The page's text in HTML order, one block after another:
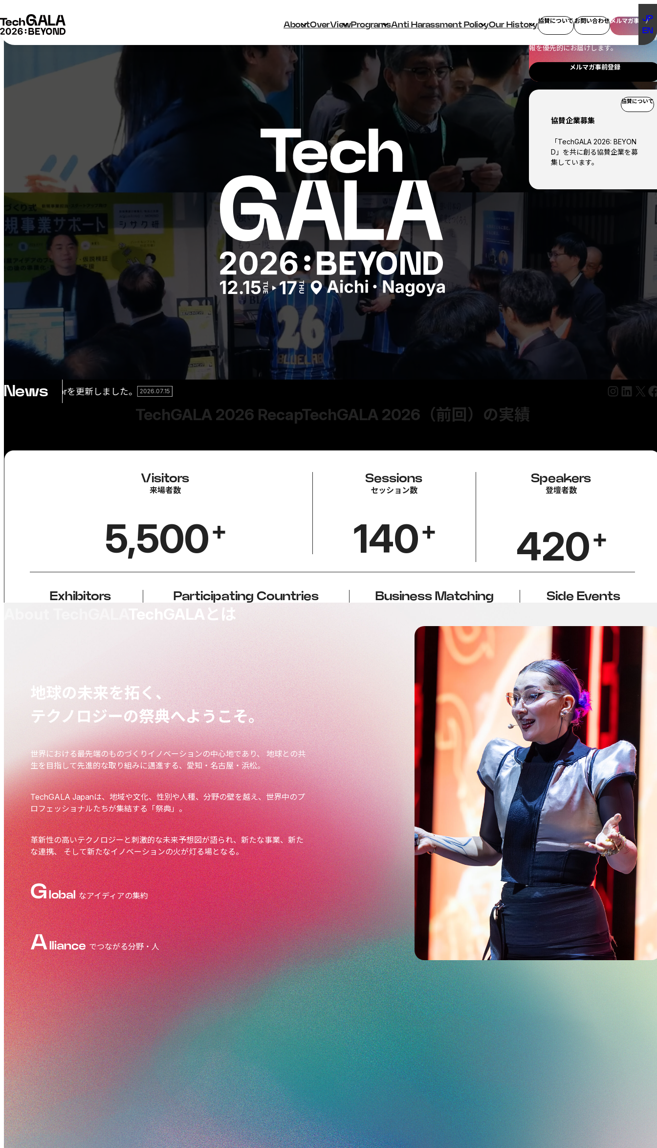
容
を
ス
AboutOverViewProgramsAnti Harassment PolicyOur History協賛についてお問い合わせメルマガ事前登録
EN
JP
最新情報をいち早く
登壇者・プログラム等、イベントの最新
報を優先的にお届けします。
メルマガ事前登録
協賛企業募集
「TechGALA 2026: BEYON
D」を共に創る協賛企業を募
集しています。
協賛について
News Ambassadorを更新しました。
Instagram LinkedIn X Facebook
TechGALA 2026 RecapTechGALA 2026（前回）の実績
Visitors
来場者数
5,500+
Sessions
セッション数
140+
Speakers
登壇者数
420+
Exhibitors Participating Countries
参加国・地域
39
Business Matching
1,050+
Side Events
120+
TechGALAとは
地球の未来を拓く、
テクノロジーの祭典へようこそ。
世界における最先端のものづくりイノベーションの中心地であり、 地球との共
生を目指して先進的な取り組みに邁進する、愛知・名古屋・浜松。
TechGALA Japanは、地域や文化、性別や人種、分野の壁を越え、世界中のプ
ロフェッショナルたちが集結する「祭典」。
革新性の高いテクノロジーと刺激的な未来予想図が語られ、新たな事業、新た
な連携、 そして新たなイノベーションの火が灯る場となる。
Global なアイディアの集約
Alliance でつながる分野・人
Leadership の発揮
Advancement な技術とアイディア
このGALAに込められた意味を追求し、世界とシームレスに繋がるエコシステ
ムの形成を目指す。
未来は、与えられるものではない。切り拓くもの。
TechGALA Japan 2026で、灯火を手に、未来への一歩を踏み出そう。